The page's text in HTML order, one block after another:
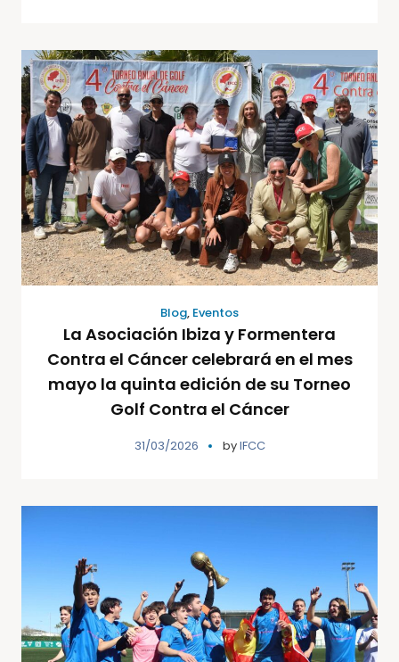
Blog, Eventos
La Asociación Ibiza y Formentera
Contra el Cáncer celebrará en el mes
mayo la quinta edición de su Torneo
Golf Contra el Cáncer
31/03/2026 byIFCC